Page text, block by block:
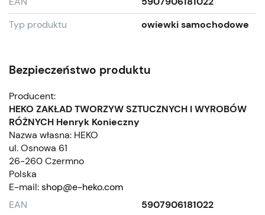
Typ produktu
owiewki samochodowe
Bezpieczeństwo produktu
Producent:
HEKO ZAKŁAD TWORZYW SZTUCZNYCH I WYROBÓW
RÓŻNYCH Henryk Konieczny
Nazwa własna: HEKO
ul. Osnowa 61
26-260 Czermno
Polska
E-mail:shop@e-heko.com
EAN
5907906181022